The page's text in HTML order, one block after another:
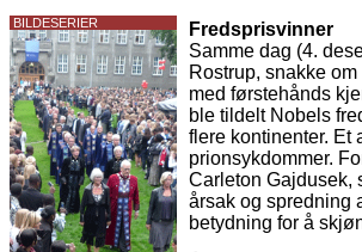
BILDESERIER
Fredsprisvinner
Samme dag (4.
Rostrup, snakke
med førstehånds
ble tildelt Nobels
flere kontinenter. Et
prionsykdommer.
Carleton Gajdusek,
årsak og spredning
betydning for å